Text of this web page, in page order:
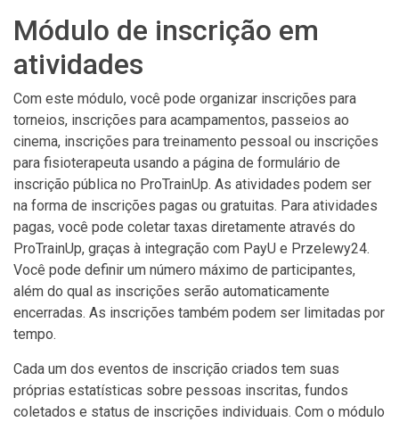
Módulo de inscrição em
atividades
Com este módulo, você pode organizar inscrições para
torneios, inscrições para acampamentos, passeios ao
cinema, inscrições para treinamento pessoal ou inscrições
para fisioterapeuta usando a página de formulário de
inscrição pública no ProTrainUp. As atividades podem ser
na forma de inscrições pagas ou gratuitas. Para atividades
pagas, você pode coletar taxas diretamente através do
ProTrainUp, graças à integração com PayU e Przelewy24.
Você pode definir um número máximo de participantes,
além do qual as inscrições serão automaticamente
encerradas. As inscrições também podem ser limitadas por
tempo.
Cada um dos eventos de inscrição criados tem suas
próprias estatísticas sobre pessoas inscritas, fundos
coletados e status de inscrições individuais. Com o módulo